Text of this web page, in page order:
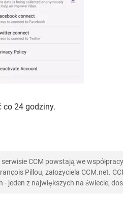
co 24 godziny.
CCM powstają we
Pillou, założyciela CCM.net.
- jeden z największych na świecie,